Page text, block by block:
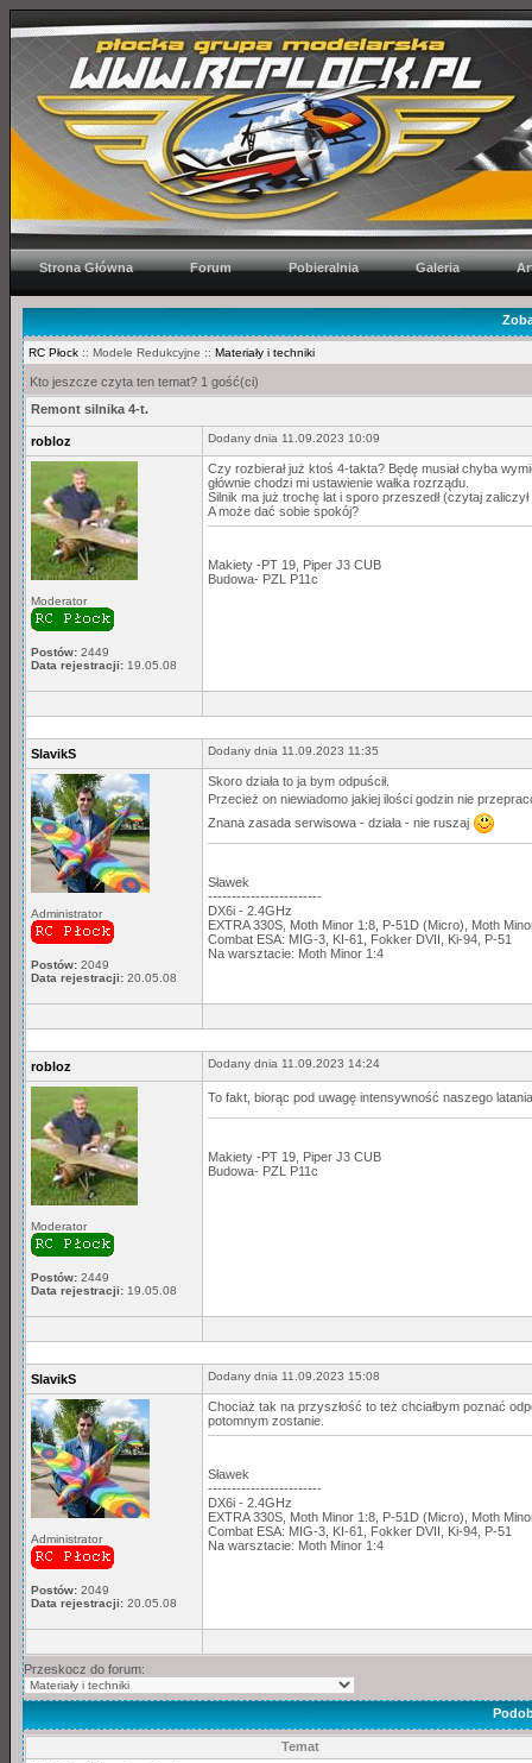
Strona Główna Forum Pobieralnia Galeria
RC Płock :: Modele Redukcyjne :: Materiały i techniki
Kto jeszcze czyta ten temat? 1 gość(ci)
Remont silnika 4-t.
robloz Dodany dnia 11.09.2023 10:09
Moderator
Postów: 2449
Data rejestracji: 19.05.08
Czy rozbierał już ktoś 4-takta? Będę musiał chyba
głównie chodzi mi ustawienie wałka rozrządu.
Silnik ma już trochę lat i sporo przeszedł (czytaj
A może dać sobie spokój?
Makiety -PT 19, Piper J3 CUB
Budowa- PZL P11c
SlavikS Dodany dnia 11.09.2023 11:35
Administrator
Postów: 2049
Data rejestracji: 20.05.08
Skoro działa to ja bym odpuścił.
Przecież on niewiadomo jakiej ilości godzin nie
Znana zasada serwisowa - działa - nie ruszaj
Sławek
------------------------
DX6i - 2.4GHz
EXTRA 330S, Moth Minor 1:8, P-51D (Micro), Moth
Combat ESA: MIG-3, KI-61, Fokker DVII, Ki-94, P-51
Na warsztacie: Moth Minor 1:4
robloz Dodany dnia 11.09.2023 14:24
Moderator
Postów: 2449
Data rejestracji: 19.05.08
To fakt, biorąc pod uwagę intensywność naszego
Makiety -PT 19, Piper J3 CUB
Budowa- PZL P11c
SlavikS Dodany dnia 11.09.2023 15:08
Administrator
Postów: 2049
Data rejestracji: 20.05.08
Chociaż tak na przyszłość to też chciałbym poznać
potomnym zostanie.
Sławek
------------------------
DX6i - 2.4GHz
EXTRA 330S, Moth Minor 1:8, P-51D (Micro), Moth
Combat ESA: MIG-3, KI-61, Fokker DVII, Ki-94, P-51
Na warsztacie: Moth Minor 1:4
Przeskocz do forum:
Temat